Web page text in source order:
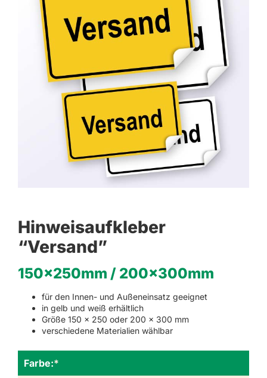
Hinweisaufkleber
“Versand”
150x250mm / 200x300mm
für den Innen- und Außeneinsatz geeignet
in gelb und weiß erhältlich
Größe 150 x 250 oder 200 x 300 mm
verschiedene Materialien wählbar
*
Farbe: